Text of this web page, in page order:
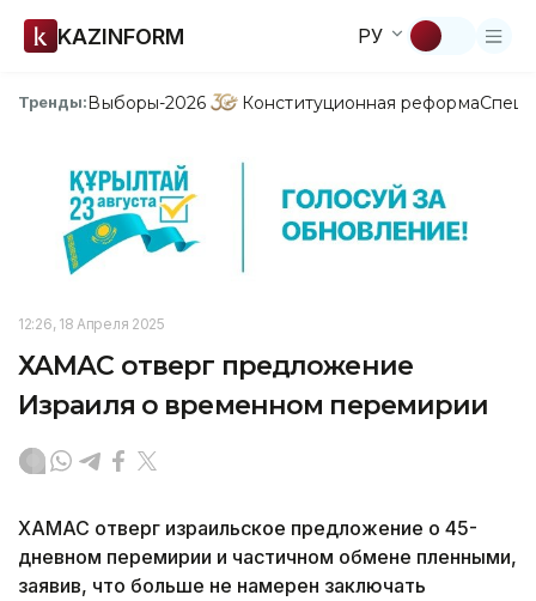
KAZINFORM РУ
Тренды:Выборы-2026 Конституционная реформа
12:26, 18 Апреля 2025
ХАМАС отверг предложение
Израиля о временном перемирии
ХАМАС отверг израильское предложение о 45-
дневном перемирии и частичном обмене пленными,
заявив, что больше не намерен заключать